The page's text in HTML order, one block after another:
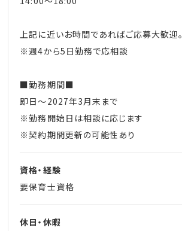
上記に近いお時間であればご応募大歓迎。
※週4から5日勤務で応相談
■勤務期間■
即日～2027年3月末まで
※勤務開始日は相談に応じます
※契約期間更新の可能性あり
資格・経験
要保育士資格
休日・休暇